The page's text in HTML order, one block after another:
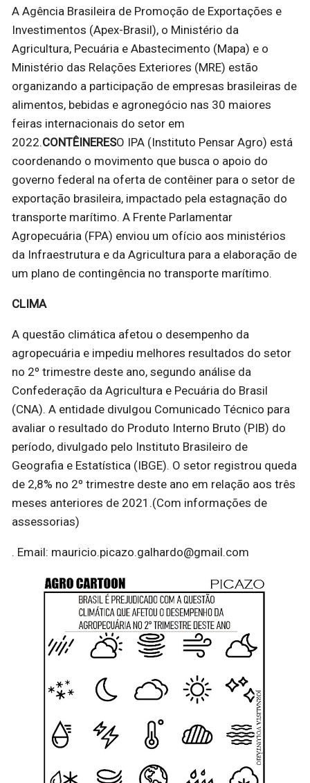
A Agência Brasileira de Promoção de Exportações e
Investimentos (Apex-Brasil), o Ministério da
Agricultura, Pecuária e Abastecimento (Mapa) e o
Ministério das Relações Exteriores (MRE) estão
organizando a participação de empresas brasileiras de
alimentos, bebidas e agronegócio nas 30 maiores
feiras internacionais do setor em
2022.CONTÊINERESO IPA (Instituto Pensar Agro) está
coordenando o movimento que busca o apoio do
governo federal na oferta de contêiner para o setor de
exportação brasileira, impactado pela estagnação do
transporte marítimo. A Frente Parlamentar
Agropecuária (FPA) enviou um ofício aos ministérios
da Infraestrutura e da Agricultura para a elaboração de
um plano de contingência no transporte marítimo.
CLIMA
A questão climática afetou o desempenho da
agropecuária e impediu melhores resultados do setor
no 2º trimestre deste ano, segundo análise da
Confederação da Agricultura e Pecuária do Brasil
(CNA). A entidade divulgou Comunicado Técnico para
avaliar o resultado do Produto Interno Bruto (PIB) do
período, divulgado pelo Instituto Brasileiro de
Geografia e Estatística (IBGE). O setor registrou queda
de 2,8% no 2º trimestre deste ano em relação aos três
meses anteriores de 2021.(Com informações de
assessorias)
. Email: mauricio.picazo.galhardo@gmail.com